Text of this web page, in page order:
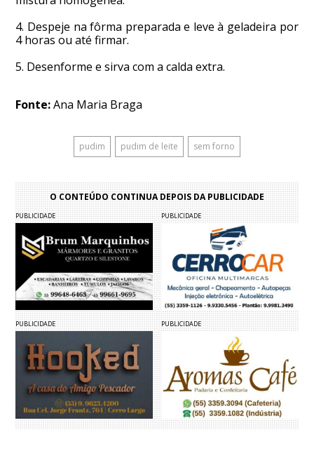
4. Despeje na fôrma preparada e leve à geladeira por
4 horas ou até firmar.
5. Desenforme e sirva com a calda extra.
Fonte:Ana Maria Braga
pudim pudim de leite sem forno
O CONTEÚDO CONTINUA DEPOIS DA PUBLICIDADE
PUBLICIDADE PUBLICIDADE
PUBLICIDADE PUBLICIDADE